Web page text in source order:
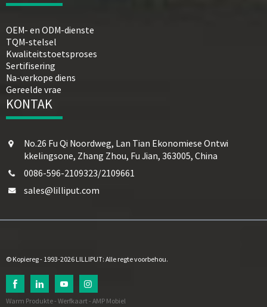
OEM- en ODM-dienste
TQM-stelsel
Kwaliteitstoetsproses
Sertifisering
Na-verkope diens
Gereelde vrae
KONTAK
No.26 Fu Qi Noordweg, Lan Tian Ekonomiese Ontwi
kkelingsone, Zhang Zhou, Fu Jian, 363005, China
0086-596-2109323/2109661
sales@lilliput.com
© Kopiereg - 1993-2026 LILLIPUT: Alle regte voorbehou.
Warm Produkte- Werfkaart- AMP Mobiel